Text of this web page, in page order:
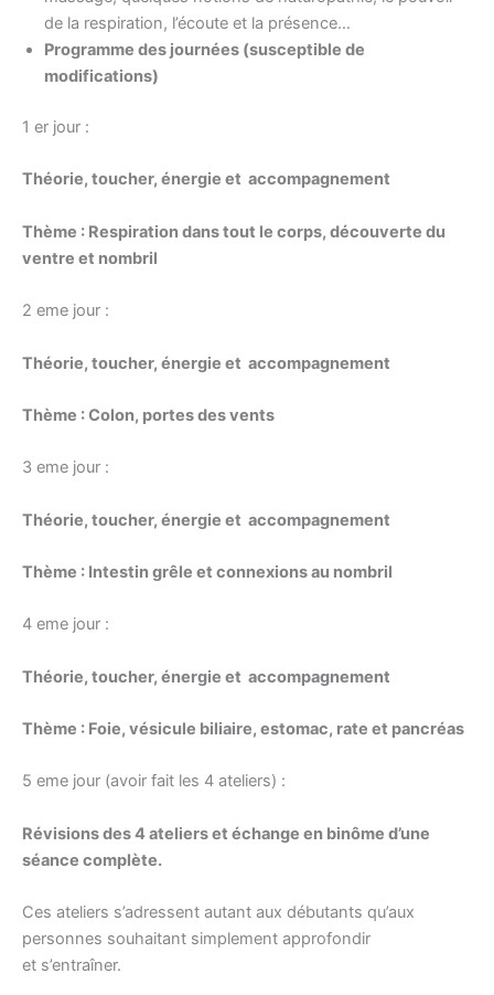
de la respiration, l’écoute et la présence…
Programme des journées (susceptible de
modifications)
1 er jour :
Théorie, toucher, énergie et accompagnement
Thème : Respiration dans tout le corps, découverte du
ventre et nombril
2 eme jour :
Théorie, toucher, énergie et accompagnement
Thème : Colon, portes des vents
3 eme jour :
Théorie, toucher, énergie et accompagnement
Thème : Intestin grêle et connexions au nombril
4 eme jour :
Théorie, toucher, énergie et accompagnement
Thème : Foie, vésicule biliaire, estomac, rate et pancréas
5 eme jour (avoir fait les 4 ateliers) :
Révisions des 4 ateliers et échange en binôme d’une
séance complète.
Ces ateliers s’adressent autant aux débutants qu’aux
personnes souhaitant simplement approfondir
et s’entraîner.